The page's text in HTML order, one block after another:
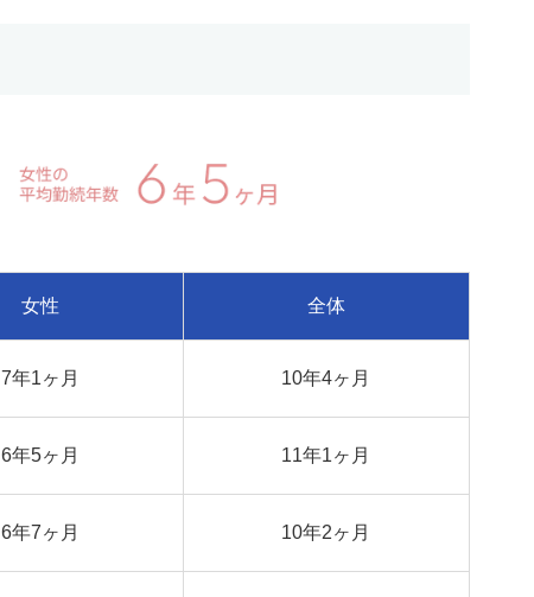
女性 全体
7年1ヶ月 10年4ヶ月
6年5ヶ月 11年1ヶ月
6年7ヶ月 10年2ヶ月